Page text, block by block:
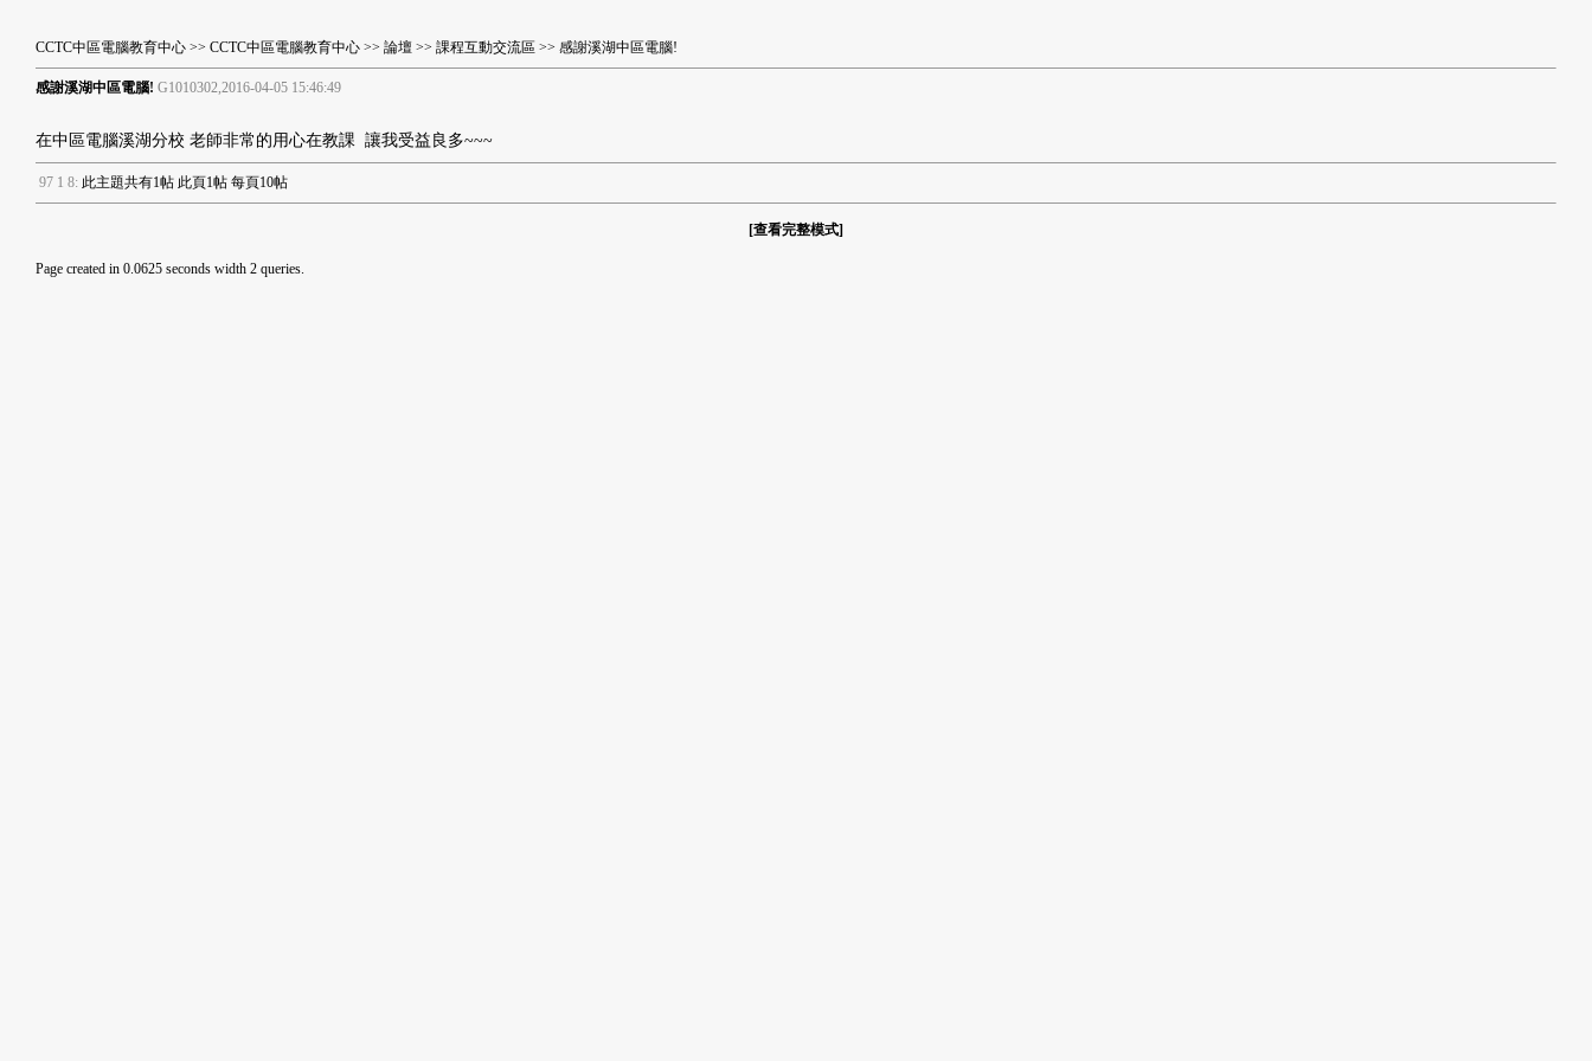
CCTC中區電腦教育中心 >> CCTC中區電腦教育中心 >> 論壇 >> 課程互動交流區 >> 感謝溪湖中區電腦!
感謝溪湖中區電腦! G1010302,2016-04-05 15:46:49
在中區電腦溪湖分校 老師非常的用心在教課 讓我受益良多~~~
97 1 8: 此主題共有1帖 此頁1帖 每頁10帖
[查看完整模式]
Page created in 0.0625 seconds width 2 queries.